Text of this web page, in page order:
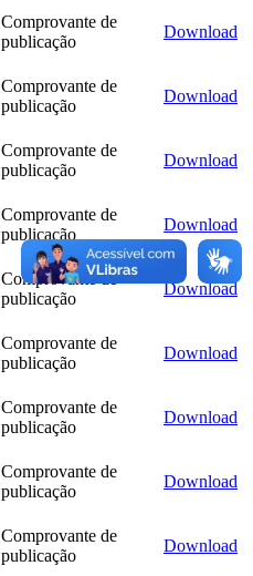
Comprovante de
publicação
Download
Comprovante de
publicação
Download
Comprovante de
publicação
Download
Comprovante de
publicação
Download
Comprovante de
publicação
Download
Comprovante de
publicação
Download
Comprovante de
publicação
Download
Comprovante de
publicação
Download
Comprovante de
publicação
Download